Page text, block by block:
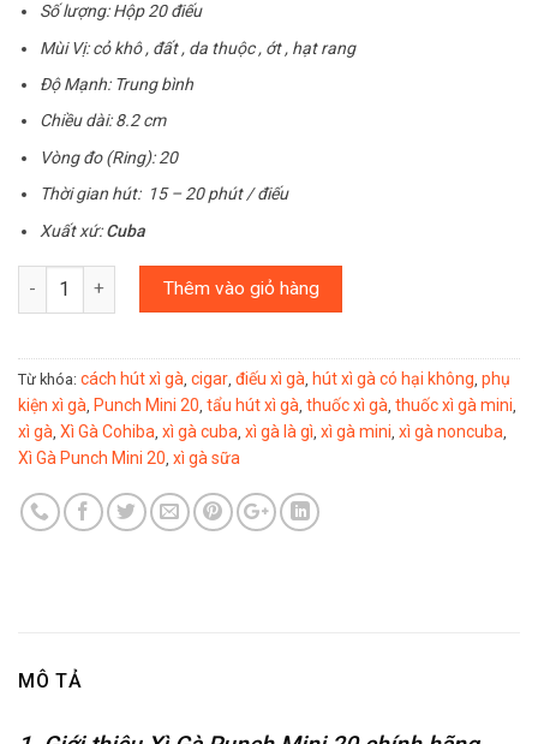
Số lượng: Hộp 20 điếu
Mùi Vị: cỏ khô , đất , da thuộc , ớt , hạt rang
Độ Mạnh: Trung bình
Chiều dài: 8.2 cm
Vòng đo (Ring): 20
Thời gian hút: 15 – 20 phút / điếu
Xuất xứ:Cuba
Số lượng Thêm vào giỏ hàng
Từ khóa: cách hút xì gà cigar điếu xì gà hút xì gà có hại không phụ
kiện xì gà Punch Mini 20 tẩu hút xì gà thuốc xì gà thuốc xì gà mini
xì gà Xì Gà Cohiba xì gà cuba xì gà là gì xì gà mini xì gà noncuba
Xì Gà Punch Mini 20 xì gà sữa
MÔ TẢ